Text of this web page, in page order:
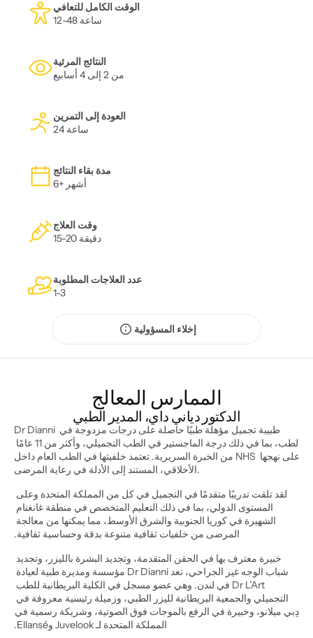
الوقت الكامل للتعافي
12-48 ساعة
النتائج المرئية
من 2 إلى 4 أسابيع
العودة إلى التمرين
24 ساعة
مدة بقاء النتائج
6+ أشهر
وقت العلاج
15-20 دقيقة
عدد العلاجات المطلوبة
1-3
إخلاء المسؤولية
الممارس المعالج
الدكتور دياني داي، المدير الطبي
Dr Dianni طبيبة تجميل مؤهلة طبيًا حاصلة على درجات مزدوجة في
من الخبرة السريرية. تعتمد خلفيتها في الطب العام داخل NHS على نهجها
الأخلاقي، المستند إلى الأدلة في رعاية المرضى.
المرضى من خلفيات ثقافية متنوعة بدقة وحساسية ثقافية.
المملكة المتحدة لـ Juvelook وEllansé.